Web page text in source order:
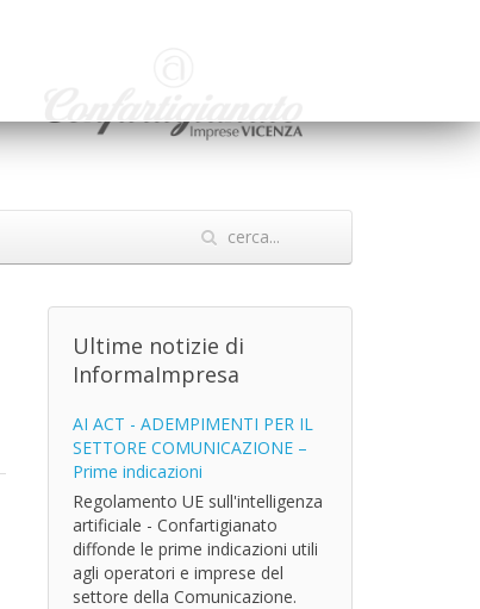
Ultime notizie di
InformaImpresa
AI ACT - ADEMPIMENTI PER IL
SETTORE COMUNICAZIONE –
Prime indicazioni
Regolamento UE sull'intelligenza
artificiale - Confartigianato
diffonde le prime indicazioni utili
agli operatori e imprese del
settore della Comunicazione.